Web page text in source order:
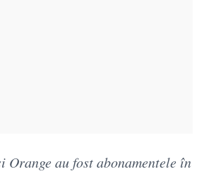
Orange au fost abonamentele în